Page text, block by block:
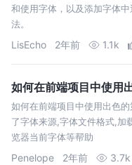
和使用字体，以及添加字体
法。
LisEcho 2年前 1.1k
如何在前端项目中使用
如何在前端项目中使用出色
了字体来源,字体文件格式,加
览器当前字体等帮助
Penelope 2年前 3.7k